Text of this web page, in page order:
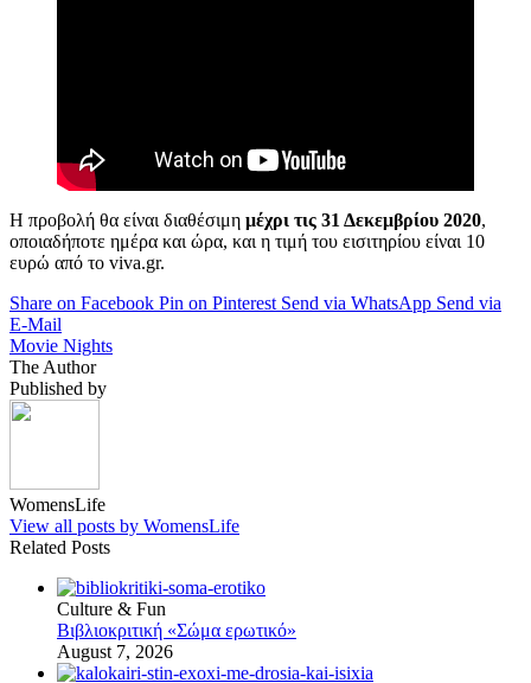
Η προβολή θα είναι διαθέσιμη μέχρι τις 31 Δεκεμβρίου 2020,
οποιαδήποτε ημέρα και ώρα, και η τιμή του εισιτηρίου είναι 10
ευρώ από το viva.gr.
Share on Facebook Pin on Pinterest Send via WhatsApp Send via
E-Mail
Movie Nights
The Author
Published by
WomensLife
View all posts by WomensLife
Related Posts
Culture & Fun
Βιβλιοκριτική «Σώμα ερωτικό»
August 7, 2026